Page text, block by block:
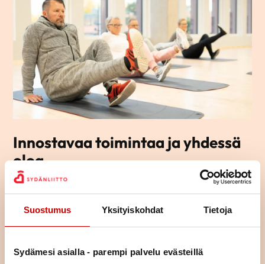
Suostumus Yksityiskohdat Tietoja
Sydämesi asialla - parempi palvelu evästeillä
Innostavaa toimintaa ja yhdessä
oloa
Tutustu yhdistyksemme toimintaan ja lähde mukaan
osallistumaan tai vaikka järjestämään toimintaa – ihan miten
vain itse haluat.